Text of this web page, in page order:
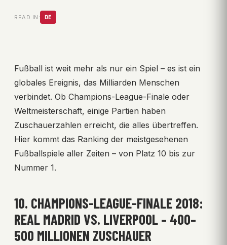
READ IN: DE
Fußball ist weit mehr als nur ein Spiel – es ist ein
globales Ereignis, das Milliarden Menschen
verbindet. Ob Champions-League-Finale oder
Weltmeisterschaft, einige Partien haben
Zuschauerzahlen erreicht, die alles übertreffen.
Hier kommt das Ranking der meistgesehenen
Fußballspiele aller Zeiten – von Platz 10 bis zur
Nummer 1.
10. CHAMPIONS-LEAGUE-FINALE 2018:
REAL MADRID VS. LIVERPOOL – 400–
500 MILLIONEN ZUSCHAUER